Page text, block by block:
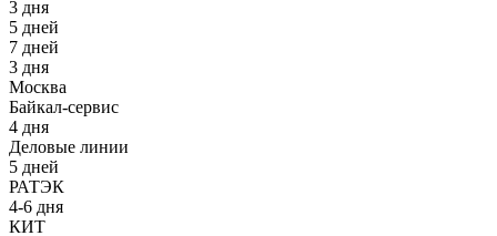
3 дня
5 дней
7 дней
3 дня
Москва
Байкал-сервис
4 дня
Деловые линии
5 дней
РАТЭК
4-6 дня
КИТ